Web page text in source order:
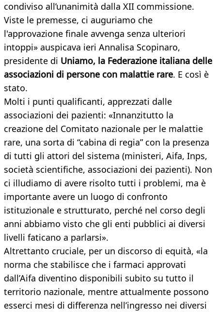
condiviso all’unanimità dalla XII commissione.
Viste le premesse, ci auguriamo che
l'approvazione finale avvenga senza ulteriori
intoppi» auspicava ieri Annalisa Scopinaro,
presidente di Uniamo, la Federazione italiana delle
associazioni di persone con malattie rare. E così è
stato.
Molti i punti qualificanti, apprezzati dalle
associazioni dei pazienti: «Innanzitutto la
creazione del Comitato nazionale per le malattie
rare, una sorta di “cabina di regia” con la presenza
di tutti gli attori del sistema (ministeri, Aifa, Inps,
società scientifiche, associazioni dei pazienti). Non
ci illudiamo di avere risolto tutti i problemi, ma è
importante avere un luogo di confronto
istituzionale e strutturato, perché nel corso degli
anni abbiamo visto che gli enti pubblici ai diversi
livelli faticano a parlarsi».
Altrettanto cruciale, per un discorso di equità, «la
norma che stabilisce che i farmaci approvati
dall’Aifa diventino disponibili subito su tutto il
territorio nazionale, mentre attualmente possono
esserci mesi di differenza nell’ingresso nei diversi